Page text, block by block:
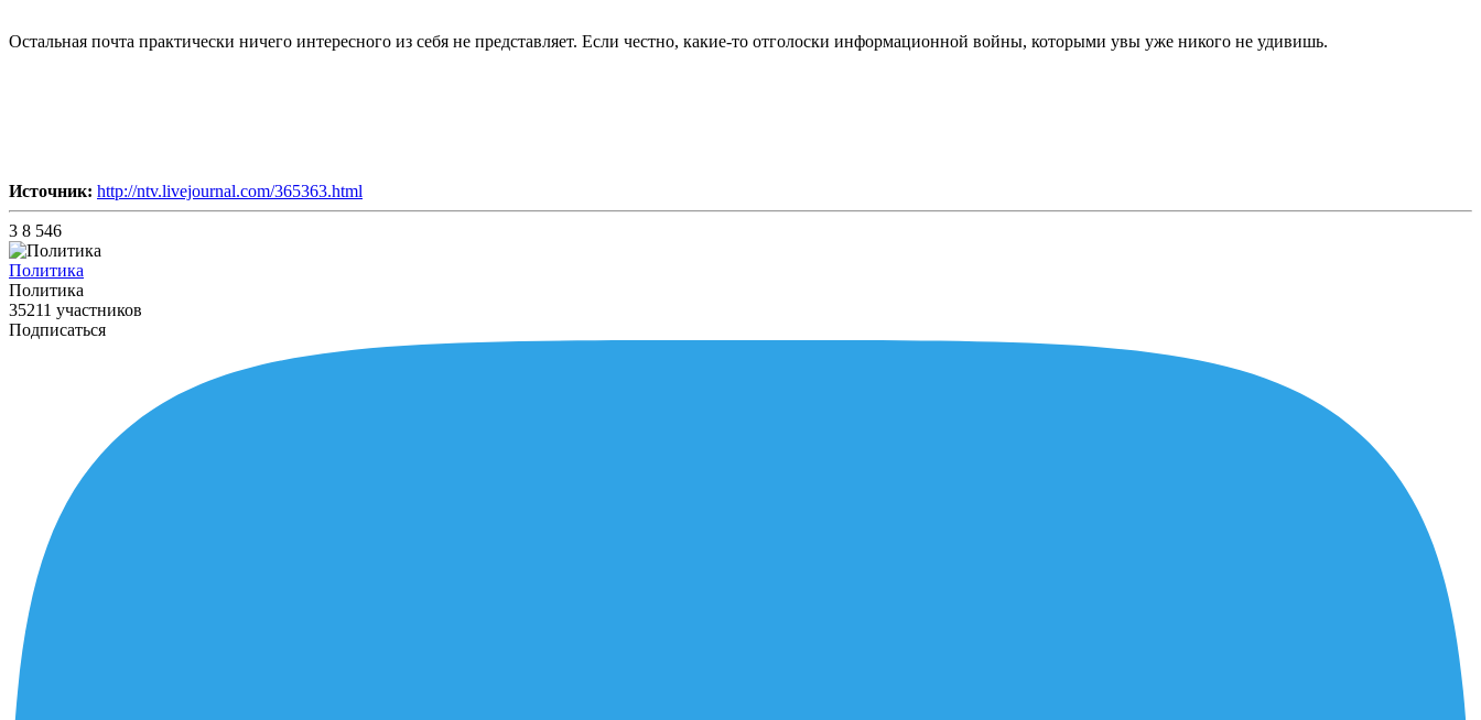
Остальная почта практически ничего интересного из себя не представляет. Если честно, какие-то отголоски информационной войны, которыми увы уже никого не удивишь.
Источник: http://ntv.livejournal.com/365363.html
3 8 546
Политика
Политика
35211 участников
Подписаться